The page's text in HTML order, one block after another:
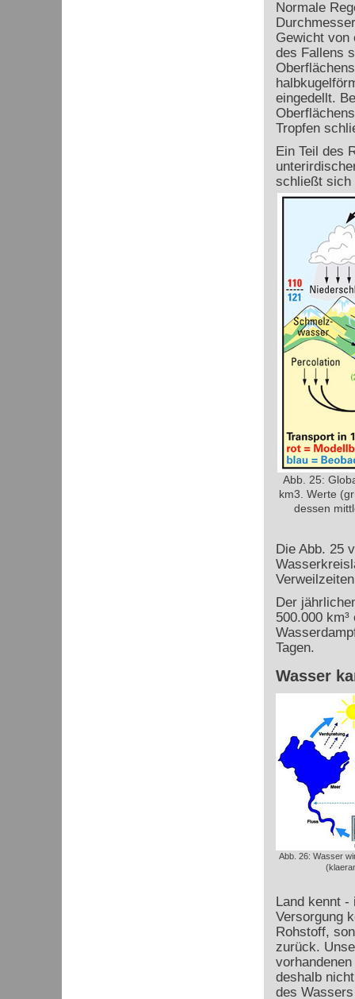
Normale
Gewicht von
des Fallens
eingedellt.
Tropfen
Ein Teil des
schließt sich
Abb. 25:
km3. Werte
dessen
Die Abb. 25
Der
500.000
Tagen.
Wasser
Abb. 26: Wasser
Land kennt -
Versorgung
Rohstoff,
zurück.
deshalb
des